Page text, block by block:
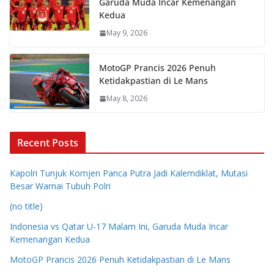
Garuda Muda Incar Kemenangan
Kedua
May 9, 2026
MotoGP Prancis 2026 Penuh
Ketidakpastian di Le Mans
May 8, 2026
Recent Posts
Kapolri Tunjuk Komjen Panca Putra Jadi Kalemdiklat, Mutasi
Besar Warnai Tubuh Polri
(no title)
Indonesia vs Qatar U-17 Malam Ini, Garuda Muda Incar
Kemenangan Kedua
MotoGP Prancis 2026 Penuh Ketidakpastian di Le Mans